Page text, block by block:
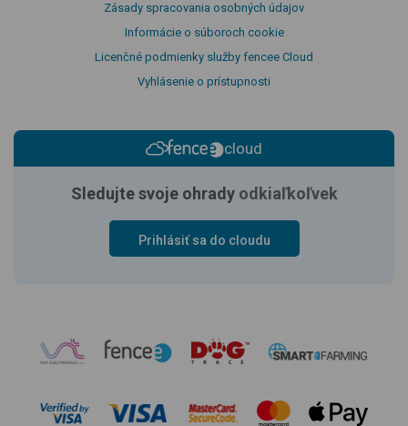
Zásady spracovania osobných údajov
Informácie o súboroch cookie
Licenčné podmienky služby fencee Cloud
Vyhlásenie o prístupnosti
cloud
Sledujte svoje ohrady odkiaľkoľvek
Prihlásiť sa do cloudu